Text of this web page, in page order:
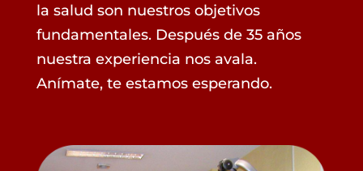
la salud son nuestros objetivos
fundamentales. Después de 35 años
nuestra experiencia nos avala.
Anímate, te estamos esperando.